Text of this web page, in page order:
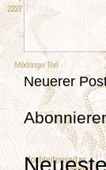
Neuerer